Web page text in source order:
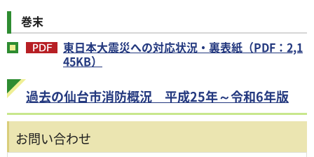
巻末
東日本大震災への対応状況・裏表紙（PDF：2,1
45KB）
過去の仙台市消防概況 平成25年～令和6年版
お問い合わせ